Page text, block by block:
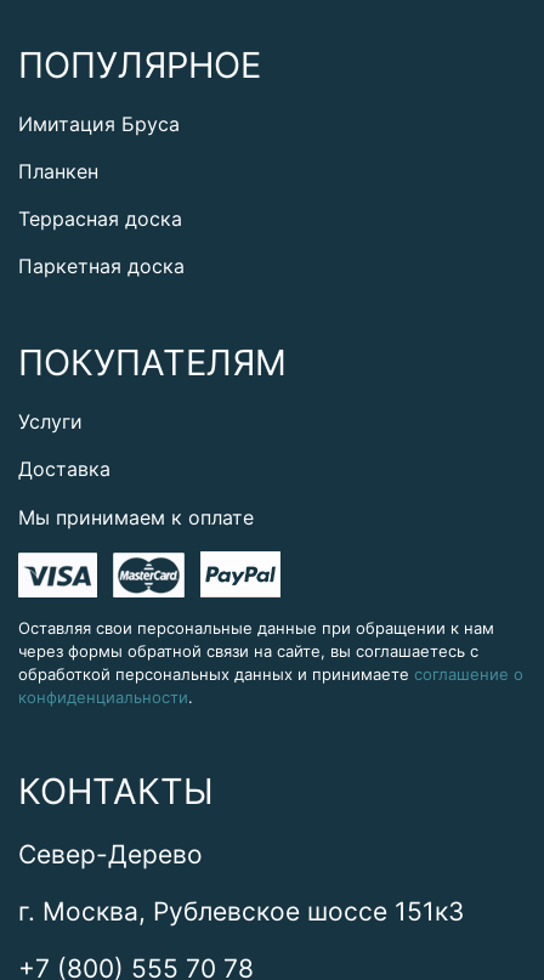
ПОПУЛЯРНОЕ
Имитация Бруса
Планкен
Террасная доска
Паркетная доска
ПОКУПАТЕЛЯМ
Услуги
Доставка
Мы принимаем к оплате
Оставляя свои персональные данные при обращении к нам
через формы обратной связи на сайте, вы соглашаетесь с
обработкой персональных данных и принимаете соглашение о
конфиденциальности.
КОНТАКТЫ
Север-Дерево
г. Москва, Рублевское шоссе 151к3
+7 (800) 555 70 78